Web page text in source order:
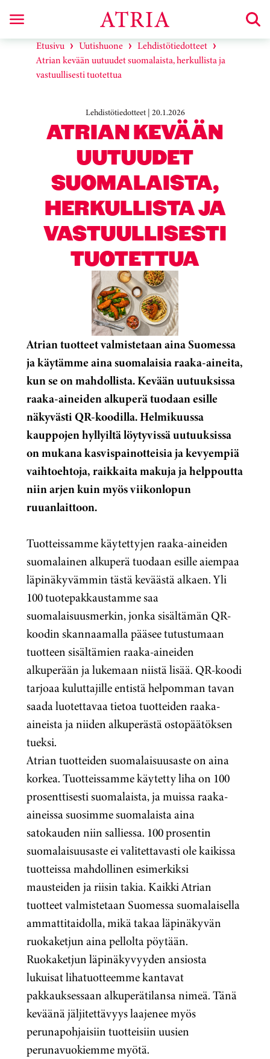
Etusivu Uutishuone
Lehdistötiedotteet
Atrian kevään uutuudet suomalaista, herkullista ja
vastuullisesti tuotettua
Lehdistötiedotteet | 20.1.2026
ATRIAN KEVÄÄN
UUTUUDET
SUOMALAISTA,
HERKULLISTA JA
VASTUULLISESTI
TUOTETTUA
Atrian tuotteet valmistetaan aina Suomessa
ja käytämme aina suomalaisia raaka-aineita,
kun se on mahdollista. Kevään uutuuksissa
raaka-aineiden alkuperä tuodaan esille
näkyvästi QR-koodilla. Helmikuussa
kauppojen hyllyiltä löytyvissä uutuuksissa
on mukana kasvispainotteisia ja kevyempiä
vaihtoehtoja, raikkaita makuja ja helppoutta
niin arjen kuin myös viikonlopun
ruuanlaittoon.
Tuotteissamme käytettyjen raaka-aineiden
suomalainen alkuperä tuodaan esille aiempaa
läpinäkyvämmin tästä keväästä alkaen. Yli
100 tuotepakkaustamme saa
suomalaisuusmerkin, jonka sisältämän QR-
koodin skannaamalla pääsee tutustumaan
tuotteen sisältämien raaka-aineiden
alkuperäänja lukemaan niistä lisää.QR-koodi
tarjoaa kuluttajille entistä helpomman tavan
saada luotettavaa tietoa tuotteiden raaka-
aineista ja niiden alkuperästä ostopäätöksen
tueksi.
Atrian tuotteiden suomalaisuusaste on aina
korkea. Tuotteissamme käytetty liha on 100
prosenttisesti suomalaista, ja muissa raaka-
aineissa suosimme suomalaista aina
satokauden niin salliessa. 100 prosentin
suomalaisuusaste ei valitettavasti ole kaikissa
tuotteissa mahdollinen esimerkiksi
mausteiden ja riisin takia.Kaikki Atrian
tuotteet valmistetaan Suomessa suomalaisella
ammattitaidolla, mikä takaa läpinäkyvän
ruokaketjun aina pellolta pöytään.
Ruokaketjun läpinäkyvyyden ansiosta
lukuisat lihatuotteemme kantavat
pakkauksessaan alkuperätilansa nimeä. Tänä
keväänä jäljitettävyys laajenee myös
perunapohjaisiin tuotteisiin uusien
perunavuokiemme myötä.